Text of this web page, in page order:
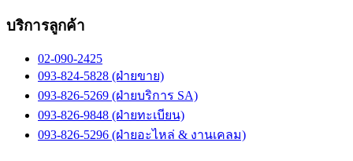
บริการลูกค้า
02-090-2425
093-824-5828 (ฝ่ายขาย)
093-826-5269 (ฝ่ายบริการ SA)
093-826-9848 (ฝ่ายทะเบียน)
093-826-5296 (ฝ่ายอะไหล่ & งานเคลม)